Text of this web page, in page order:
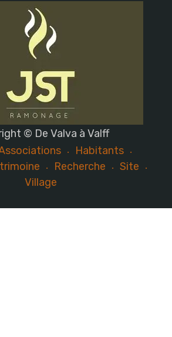
© De Valva à Valff
Habitants
Recherche
Site
Village